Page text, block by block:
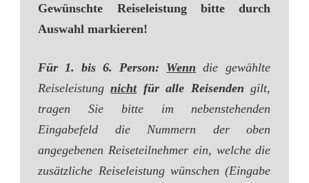
Gewünschte Reiseleistung bitte durch
Auswahl markieren!
Für 1. bis 6. Person: Wenn die gewählte
Reiseleistungnichtfür alle Reisendengilt,
tragen Sie bitte im nebenstehenden
Eingabefeld die Nummern der oben
angegebenen Reiseteilnehmer ein, welche die
zusätzliche Reiseleistung wünschen (Eingabe